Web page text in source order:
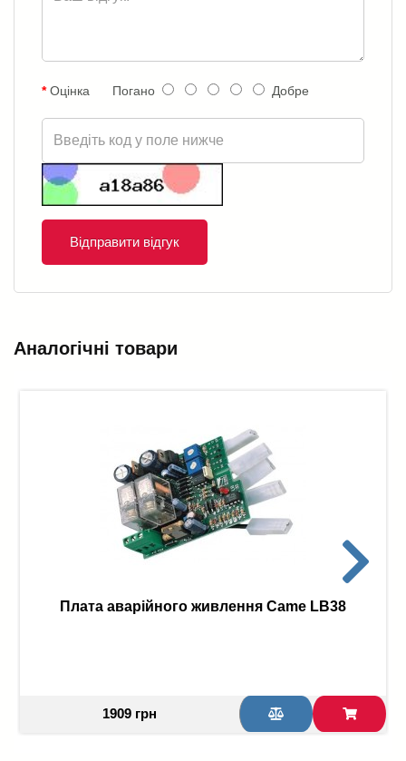
Оцінка Погано Добре
Відправити відгук
Аналогічні товари
Плата аварійного живлення Came LB38
1909 грн